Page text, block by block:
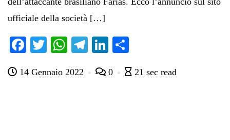
ufficiale della società […]
Fa
bo
T
tte
W
ts
Te
gr
Li
ed di
14 Gennaio 2022 0 21 sec read